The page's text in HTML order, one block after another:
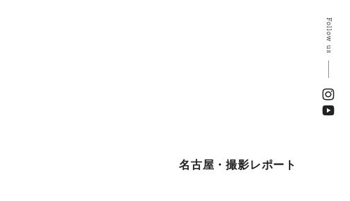
名古屋・撮影レポート
Follow us